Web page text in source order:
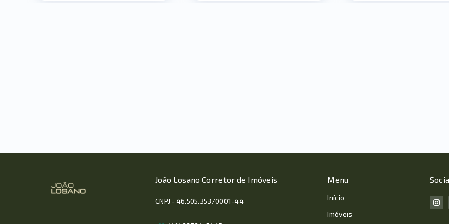
João Losano Corretor de Imóveis
CNPJ - 46.505.353/0001-44
Menu
Início
Imóveis